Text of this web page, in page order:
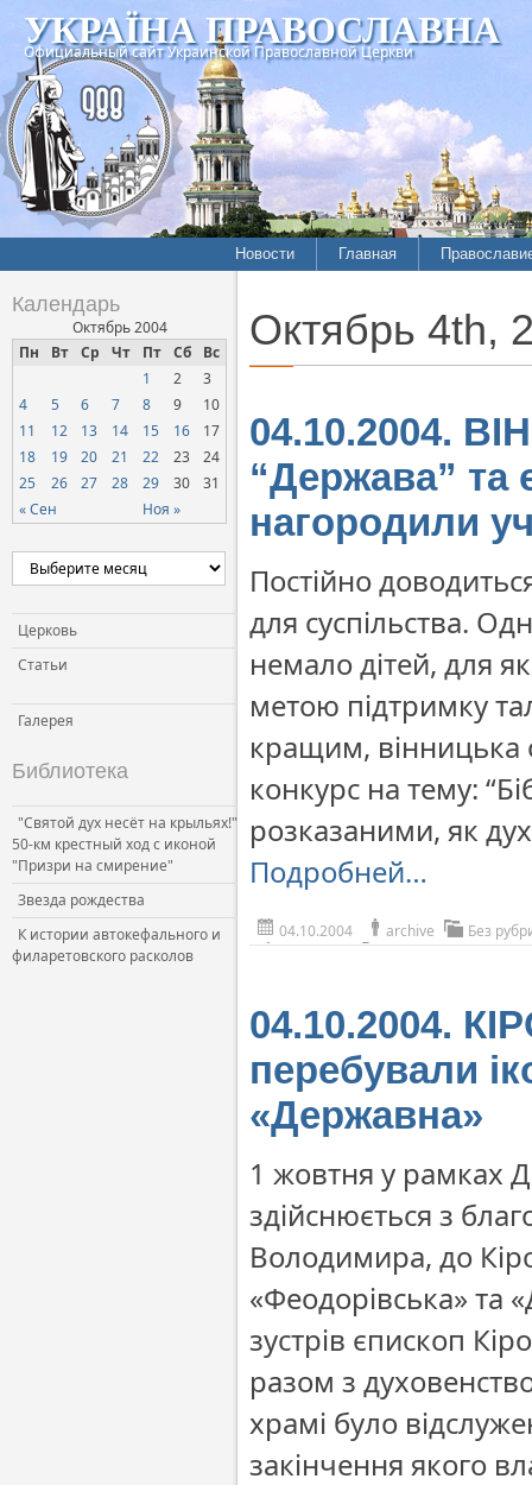
УКРАЇНА ПРАВОСЛАВНА
Официальный сайт Украинской Православной Церкви
Новости Главная
Календарь
Октябрь 2004
Пн
Вт Ср Чт Пт Сб Вс
« Сен Ноя »
1 2
3
4
5 6 7 8 9
10
11
12 13 14 15 16
17
18
19 20 21 22 23
24
25
26 27 28 29 30 31
Церковь
Статьи
Галерея
Библиотека
"Святой дух несёт на крыльях!"
50-км крестный ход с иконой
"Призри на смирение"
Звезда рождества
К истории автокефального и
филаретовского расколов
Октябрь 4th,
04.10.2004.
“Держава” та
нагородили
Постійно
для суспільства.
немало дітей, для
метою підтримку
кращим, вінницька
конкурс на тему:
розказаними, як
Подробней…
04.10.2004 archive Без
04.10.2004.
перебували
«Державна»
1 жовтня у рамках
здійснюється з
Володимира, до
«Феодорівська» та
зустрів єпископ
разом з
храмі було
закінчення якого